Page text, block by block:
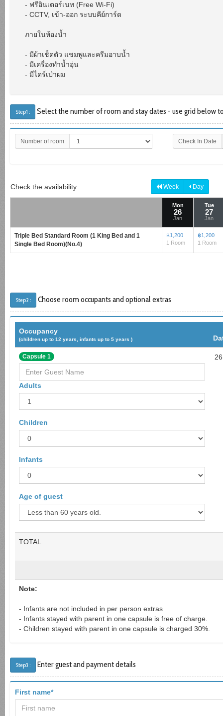
- ฟรีอินเตอร์เนท (Free Wi-Fi)
- CCTV, เข้า-ออก ระบบคีย์การ์ด
ภายในห้องน้ำ
- มีผ้าเช็ดตัว แชมพูและครีมอาบน้ำ
- มีเครื่องทำน้ำอุ่น
- มีไดร์เป่าผม
Step1 : Select the number of room and stay dates - use grid below
Number of room Check In Date
Check the availability Week Day
Mon
26
Jan
Tue
27
Jan
Triple Bed Standard Room (1 King Bed and 1
Single Bed Room)(No.4)
฿1,200
1 Room
฿1,200
1 Room
Step2 : Choose room occupants and optional extras
Occupancy
(children up to 12 years, infants up to 5 years )
Capsule 1
Adults
Children
Infants
Age of guest
TOTAL
Note:
- Infants are not included in per person extras
- Infants stayed with parent in one capsule is free of charge.
- Children stayed with parent in one capsule is charged 30%.
Step3 : Enter guest and payment details
First name*